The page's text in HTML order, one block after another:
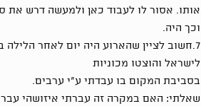
אותו. אסור לו לעבוד כאן ולמעשה דרש את
וכך היה.
7.חשוב לציין שהארוע היה יום לאחר הלילה
לישראל והוצטו מכוניות
בסביבת המקום בו עבדתי ע"י ערבים.
שאלתי: האם במקרה זה עברתי איזושהי